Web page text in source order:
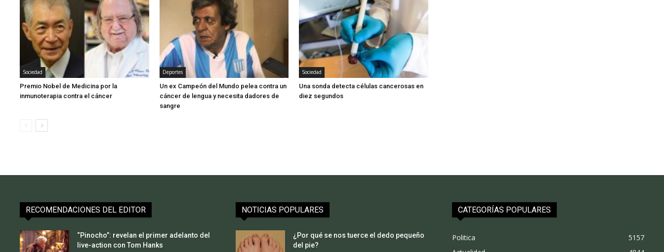
Sociedad
Premio Nobel de Medicina por la
inmunoterapia contra el cáncer
Deportes
Un ex Campeón del Mundo pelea contra un
cáncer de lengua y necesita dadores de
sangre
Sociedad
Una sonda detecta células cancerosas en
diez segundos
RECOMENDACIONES DEL EDITOR
“Pinocho”: revelan el primer adelanto del
live-action con Tom Hanks
NOTICIAS POPULARES
¿Por qué se nos tuerce el dedo pequeño
del pie?
CATEGORÍAS POPULARES
Politica
5157